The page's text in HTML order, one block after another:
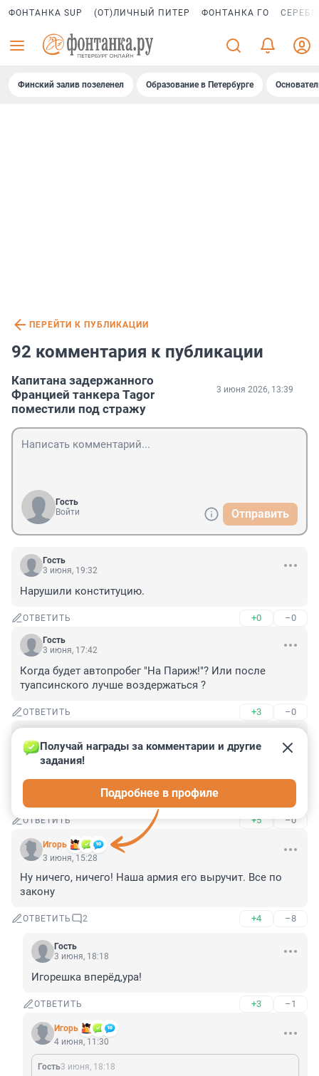
ФОНТАНКА SUP (ОТ)ЛИЧНЫЙ ПИТЕР ФОНТАНКА ГО
Финский залив позеленел Образование в Петербурге
ПЕРЕЙТИ К ПУБЛИКАЦИИ
92 комментария к публикации
Капитана задержанного
Францией танкера Tagor
поместили под стражу
3 июня 2026, 13:39
Гость
Войти
Отправить
Гость
3 июня, 19:32
Нарушили конституцию.
ОТВЕТИТЬ +0 –0
Гость
3 июня, 17:42
Когда будет автопробег "На Париж!"? Или после
туапсинского лучше воздержаться ?
ОТВЕТИТЬ +3 –0
3 июня, 15:58
Если россиянин, то мог бы ходить на российском
судне. А они всё за длинным рублем на иностранных
ОТВЕТИТЬ +5 –0
Игoрь
Получай награды за комментарии и другие
задания!
Подробнее в профиле
3 июня, 15:28
Ну ничего, ничего! Наша армия его выручит. Все по
закону
ОТВЕТИТЬ 2 +4 –8
Гость
3 июня, 18:18
Игорешка вперёд,ура!
ОТВЕТИТЬ +3 –1
Игoрь
4 июня, 11:30
Гость3 июня, 18:18